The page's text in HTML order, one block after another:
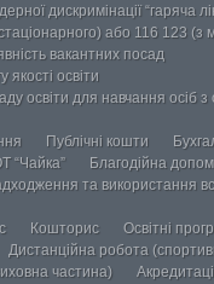
дискримінації “гаряча
або 116 123 (з
вакантних посад
якості освіти
освіти для навчання осіб
Публічні кошти
“Чайка”
Благодійна
та використання
Кошторис
Освітні
Дистанційна робота
частина)